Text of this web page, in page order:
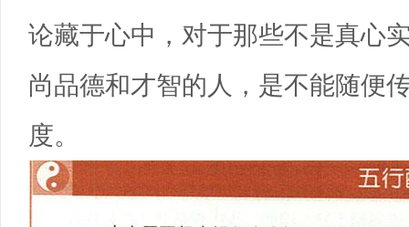
论藏于心中，对于那些不是真心
尚品德和才智的人，是不能随便
度。